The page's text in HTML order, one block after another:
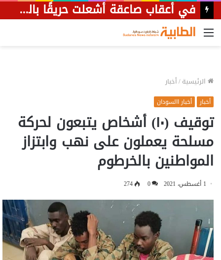
قلق من تأثير انقطاع الكهرباء على مرضى الكلى بمستشفى البان جديد
القائمة
الرئيسية/أخبار
أخبار أخبار االسودان
توقيف (١٠) أشخاص يتبعون لحركة
مسلحة يعملون على نهب وابتزاز
المواطنين بالخرطوم
1 أغسطس، 2021 0
274